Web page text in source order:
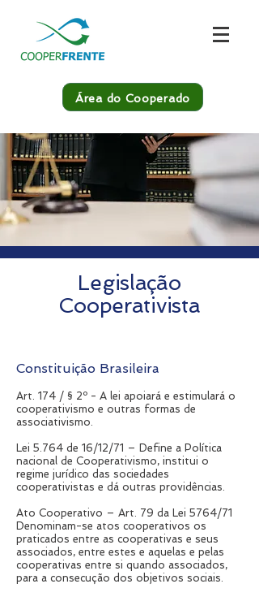
Área do Cooperado
Legislação
Cooperativista
Constituição Brasileira
Art. 174 / § 2º - A lei apoiará e estimulará o
cooperativismo e outras formas de
associativismo.
Lei 5.764 de 16/12/71 – Define a Política
nacional de Cooperativismo, institui o
regime jurídico das sociedades
cooperativistas e dá outras providências.
Ato Cooperativo – Art. 79 da Lei 5764/71
Denominam-se atos cooperativos os
praticados entre as cooperativas e seus
associados, entre estes e aquelas e pelas
cooperativas entre si quando associados,
para a consecução dos objetivos sociais.